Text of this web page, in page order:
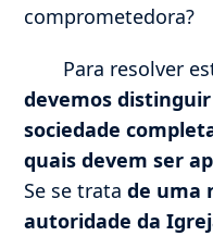
comprometedora?
Para resolver
devemos
sociedade
quais devem ser
Se se tratade uma
autoridade da